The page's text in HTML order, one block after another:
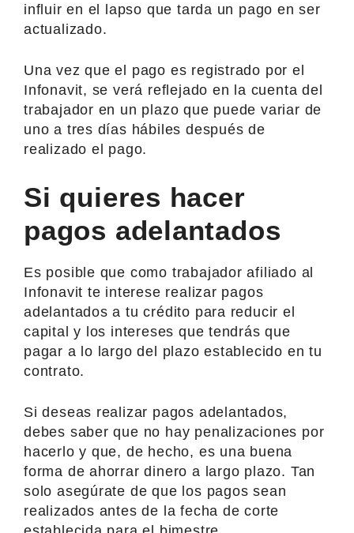
influir en el lapso que tarda un pago en ser
actualizado.
Una vez que el pago es registrado por el
Infonavit, se verá reflejado en la cuenta del
trabajador en un plazo que puede variar de
uno a tres días hábiles después de
realizado el pago.
Si quieres hacer
pagos adelantados
Es posible que como trabajador afiliado al
Infonavit te interese realizar pagos
adelantados a tu crédito para reducir el
capital y los intereses que tendrás que
pagar a lo largo del plazo establecido en tu
contrato.
Si deseas realizar pagos adelantados,
debes saber que no hay penalizaciones por
hacerlo y que, de hecho, es una buena
forma de ahorrar dinero a largo plazo. Tan
solo asegúrate de que los pagos sean
realizados antes de la fecha de corte